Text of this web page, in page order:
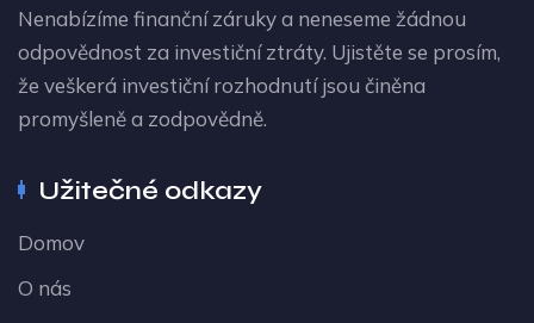
Nenabízíme finanční záruky a neneseme žádnou
odpovědnost za investiční ztráty. Ujistěte se prosím,
že veškerá investiční rozhodnutí jsou činěna
promyšleně a zodpovědně.
Užitečné odkazy
Domov
O nás